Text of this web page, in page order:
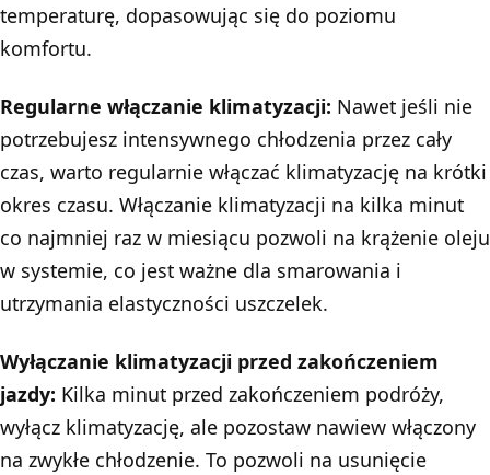
temperaturę, dopasowując się do poziomu
komfortu.
Regularne włączanie klimatyzacji: Nawet jeśli nie
potrzebujesz intensywnego chłodzenia przez cały
czas, warto regularnie włączać klimatyzację na krótki
okres czasu. Włączanie klimatyzacji na kilka minut
co najmniej raz w miesiącu pozwoli na krążenie oleju
w systemie, co jest ważne dla smarowania i
utrzymania elastyczności uszczelek.
Wyłączanie klimatyzacji przed zakończeniem
jazdy: Kilka minut przed zakończeniem podróży,
wyłącz klimatyzację, ale pozostaw nawiew włączony
na zwykłe chłodzenie. To pozwoli na usunięcie